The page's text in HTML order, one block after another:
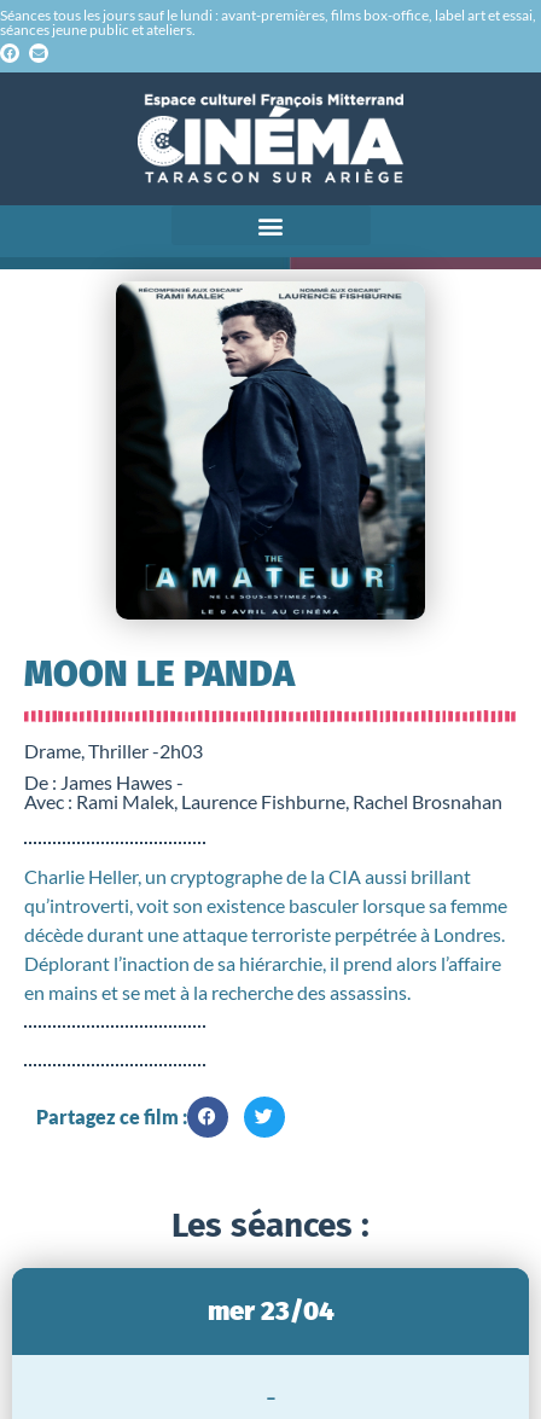
Séances tous les jours sauf le lundi : avant-premières, films box-office, label art et essai,
séances jeune public et ateliers.
MOON LE PANDA
Drame, Thriller -2h03
De : James Hawes -
Avec : Rami Malek, Laurence Fishburne, Rachel Brosnahan
Charlie Heller, un cryptographe de la CIA aussi brillant
qu’introverti, voit son existence basculer lorsque sa femme
décède durant une attaque terroriste perpétrée à Londres.
Déplorant l’inaction de sa hiérarchie, il prend alors l’affaire
en mains et se met à la recherche des assassins.
Partagez ce film :
Les séances :
mer 23/04
-